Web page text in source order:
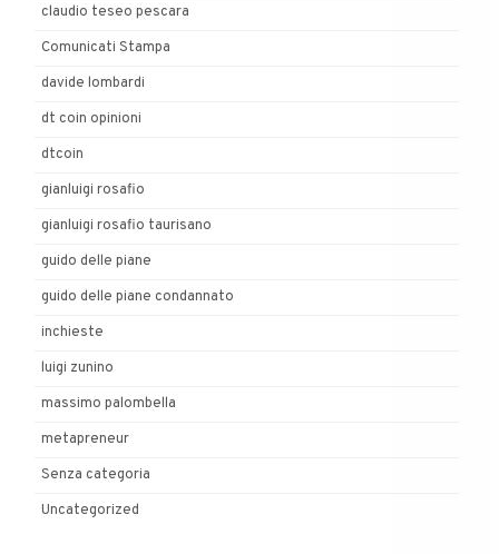
claudio teseo pescara
Comunicati Stampa
davide lombardi
dt coin opinioni
dtcoin
gianluigi rosafio
gianluigi rosafio taurisano
guido delle piane
guido delle piane condannato
inchieste
luigi zunino
massimo palombella
metapreneur
Senza categoria
Uncategorized